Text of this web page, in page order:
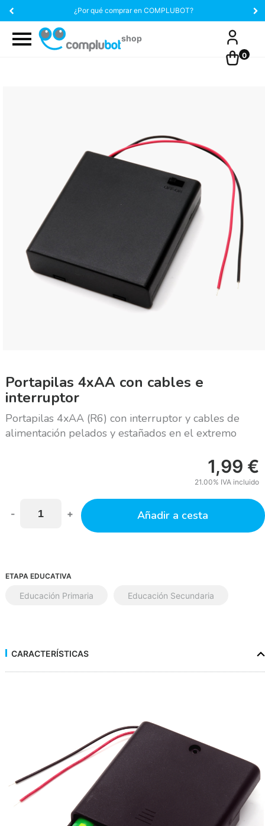
¿Por qué comprar en COMPLUBOT?
0
Portapilas 4xAA con cables e
interruptor
Portapilas 4xAA (R6) con interruptor y cables de
alimentación pelados y estañados en el extremo
1,99 €
21.00% IVA incluido
- + Añadir a cesta
ETAPA EDUCATIVA
Educación Primaria Educación Secundaria
CARACTERÍSTICAS